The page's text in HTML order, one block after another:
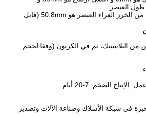
بعد 5.Normal بين اثنين من الخرز الغراء العنصر هو 50.8mm (قابل
من البلاستيك، ثم في الكرتون (وفقا لحجم
الإنتاج الضخم: 7-20 أيام
من الخبرة في شبكة الأسلاك وصناعة الآلات وتصدير